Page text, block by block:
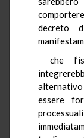
decreto
che
alternativo
essere